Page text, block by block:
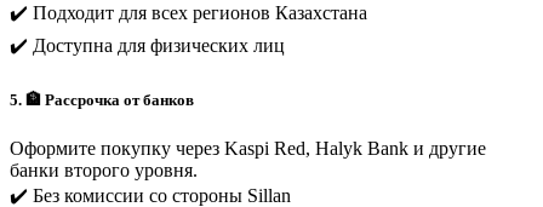
✔️ Подходит для всех регионов Казахстана
✔️ Доступна для физических лиц
5. 🏦 Рассрочка от банков
Оформите покупку через Kaspi Red, Halyk Bank и другие
банки второго уровня.
✔️ Без комиссии со стороны Sillan